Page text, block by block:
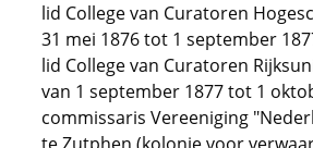
lid College van Curatoren
31 mei 1876 tot 1 september
lid College van Curatoren
van 1 september 1877 tot 1
commissaris Vereeniging